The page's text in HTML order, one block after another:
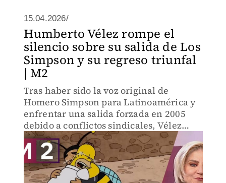
15.04.2026/
Humberto Vélez rompe el
silencio sobre su salida de Los
Simpson y su regreso triunfal
| M2
Tras haber sido la voz original de
Homero Simpson para Latinoamérica y
enfrentar una salida forzada en 2005
debido a conflictos sindicales, Vélez
regresó al personaje en la temporada 32.
Sin embargo, la verdadera sorpresa
llegó en la temporada 37.